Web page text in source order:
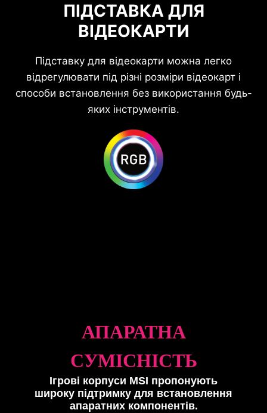
ПІДСТАВКА ДЛЯ
ВІДЕОКАРТИ
Підставку для відеокарти можна легко
відрегулювати під різні розміри відеокарт і
способи встановлення без використання будь-
яких інструментів.
АПАРАТНА
СУМІСНІСТЬ
Ігрові корпуси MSI пропонують
широку підтримку для встановлення
апаратних компонентів.